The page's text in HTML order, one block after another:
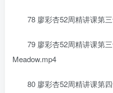
78 廖彩杏52周精讲课第
79 廖彩杏52周精讲课第
Meadow.mp4
80 廖彩杏52周精讲课第